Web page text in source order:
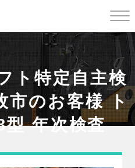
ト特定自主検
市のお客様 ト
年次検査